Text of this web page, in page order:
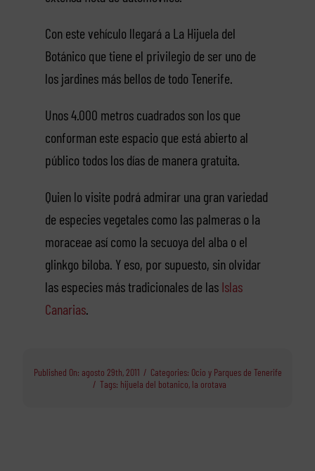
Con este vehículo llegará a La Hijuela del
Botánico que tiene el privilegio de ser uno de
los jardines más bellos de todo Tenerife.
Unos 4.000 metros cuadrados son los que
conforman este espacio que está abierto al
público todos los días de manera gratuita.
Quien lo visite podrá admirar una gran variedad
de especies vegetales como las palmeras o la
moraceae así como la secuoya del alba o el
glinkgo biloba. Y eso, por supuesto, sin olvidar
las especies más tradicionales de las Islas
Canarias.
Published On: agosto 29th, 2011 / Categories: Ocio y Parques de Tenerife
/ Tags: hijuela del botanico, la orotava